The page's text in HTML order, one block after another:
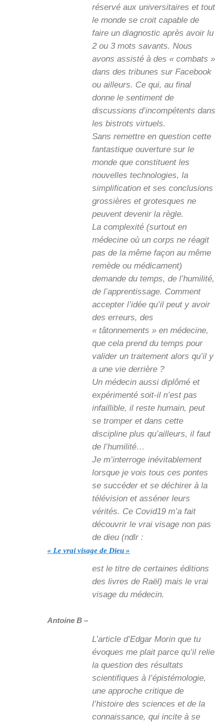
réservé aux universitaires et tout
le monde se croit capable de
faire un diagnostic après avoir lu
2 ou 3 mots savants. Nous
avons assisté à des « combats »
dans des tribunes sur Facebook
ou ailleurs. Ce qui, au final
donne le sentiment de
discussions d’incompétents dans
les bistrots virtuels.
Sans remettre en question cette
fantastique ouverture sur le
monde que constituent les
nouvelles technologies, la
simplification et ses conclusions
grossières et grotesques ne
peuvent devenir la règle.
La complexité (surtout en
médecine où un corps ne réagit
pas de la même façon au même
remède ou médicament)
demande du temps, de l’humilité,
de l’apprentissage. Comment
accepter l’idée qu’il peut y avoir
des erreurs, des
« tâtonnements » en médecine,
que cela prend du temps pour
valider un traitement alors qu’il y
a une vie derrière ?
Un médecin aussi diplômé et
expérimenté soit-il n’est pas
infaillible, il reste humain, peut
se tromper et dans cette
discipline plus qu’ailleurs, il faut
de l’humilité…
Je m’interroge inévitablement
lorsque je vois tous ces pontes
se succéder et se déchirer à la
télévision et asséner leurs
vérités. Ce Covid19 m’a fait
découvrir le vrai visage non pas
de dieu (ndlr :
« Le vrai visage de Dieu »
est le titre de certaines éditions
des livres de Raël) mais le vrai
visage du médecin.
Antoine B –
L’article d’Edgar Morin que tu
évoques me plait parce qu’il relie
la question des résultats
scientifiques à l’épistémologie,
une approche critique de
l’histoire des sciences et de la
connaissance, qui incite à se